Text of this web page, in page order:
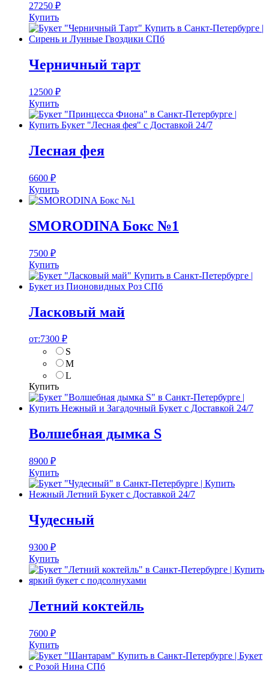
27250 ₽
Купить
Черничный тарт
12500 ₽
Купить
Лесная фея
6600 ₽
Купить
SMORODINA Бокс №1
7500 ₽
Купить
Ласковый май
от:7300 ₽
S
M
L
Купить
Волшебная дымка S
8900 ₽
Купить
Чудесный
9300 ₽
Купить
Летний коктейль
7600 ₽
Купить